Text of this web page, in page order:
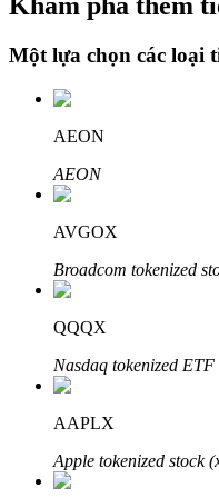
Khóa BTR
Đầu tư độc quyền cho
Khoản vay
Dịch vụ vay được hỗ
Khám phá thêm
Một lựa chọn các loại
AEON
AEON
AVGOX
Broadcom tokenized
QQQX
Nasdaq tokenized ETF
AAPLX
Apple tokenized stock